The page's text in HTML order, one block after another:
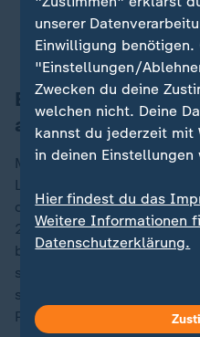
Feinstaub und
Luftqualität in
EU will sich
annähern
Mitte Dezember 2024 trat
Luftqualitätsrichtlinie in
diese Richtwerte
2030 strengere Grenz-
bindend sein. Der
soll dann von 40 auf 20
sinken, der Feinstaub-
Partikelgrößen (PM2,5)
unserer
Einwilligung
"Einstellungen/
Zwecken du deine
welchen nicht. Deine
kannst du jederzeit mit
in deinen
Hier findest du das
Weitere Informationen
Datenschutzerklärung.